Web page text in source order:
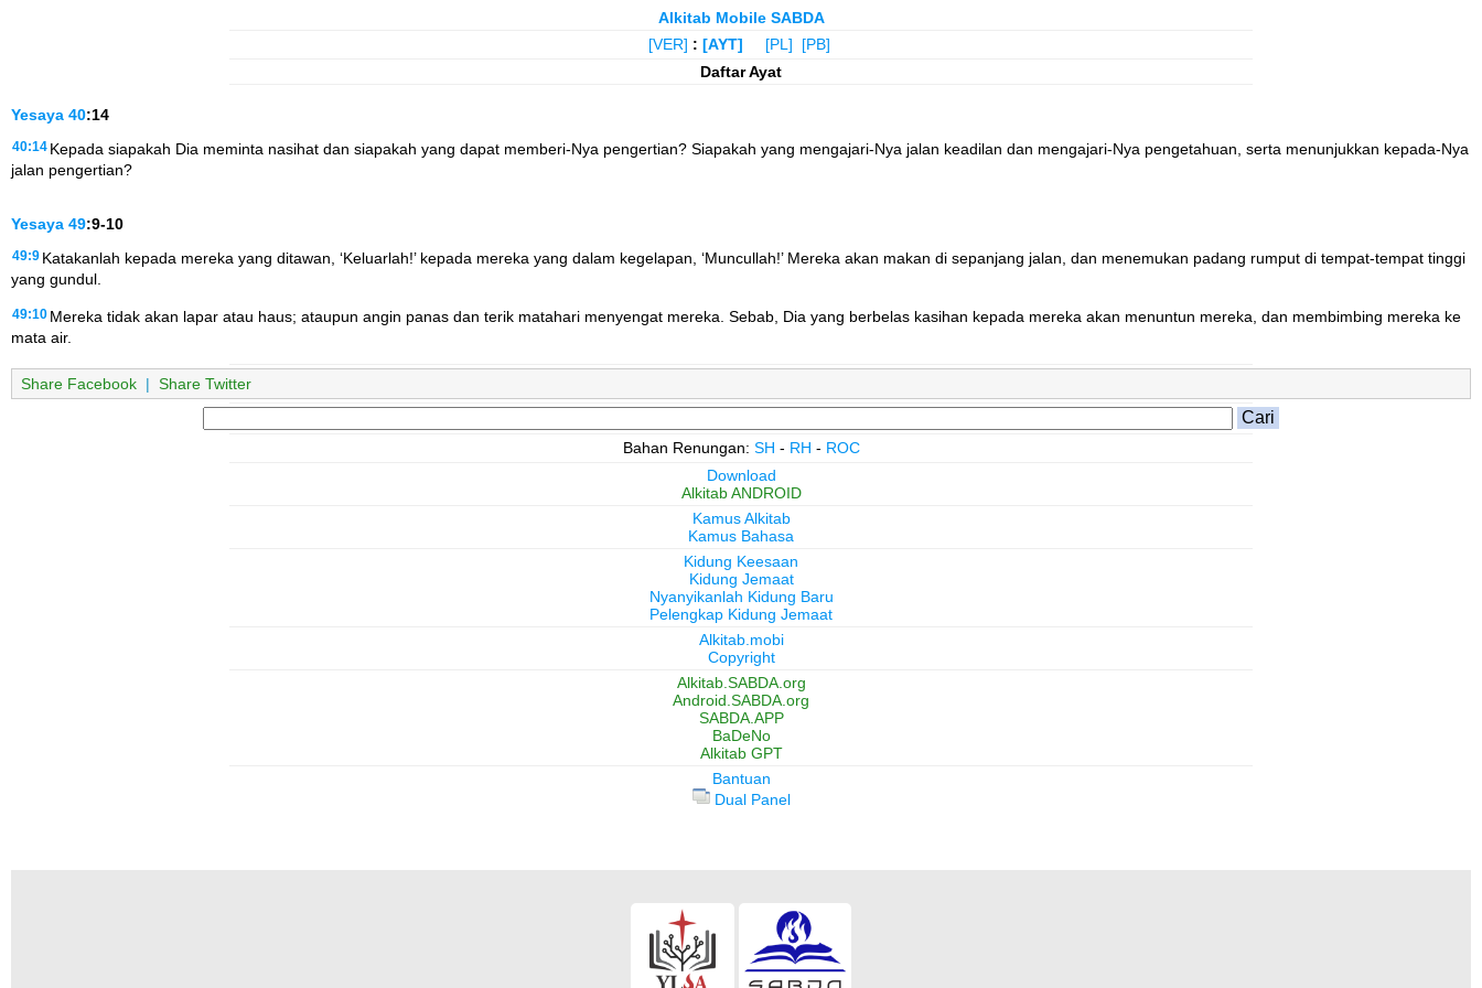
Alkitab Mobile SABDA
[VER] : [AYT] [PL]
[PB]
Daftar Ayat
Yesaya 40:14
40:14 Kepada siapakah Dia meminta nasihat dan siapakah yang dapat memberi-Nya pengertian? Siapakah yang mengajari-Nya jalan keadilan dan mengajari-Nya pengetahuan, serta menunjukkan kepada-Nya
jalan pengertian?
Yesaya 49:9-10
49:9 Katakanlah kepada mereka yang ditawan, ‘Keluarlah!’ kepada mereka yang dalam kegelapan, ‘Muncullah!’ Mereka akan makan di sepanjang jalan, dan menemukan padang rumput di tempat-tempat tinggi
yang gundul.
49:10 Mereka tidak akan lapar atau haus; ataupun angin panas dan terik matahari menyengat mereka. Sebab, Dia yang berbelas kasihan kepada mereka akan menuntun mereka, dan membimbing mereka ke
mata air.
Share Facebook | Share Twitter
Bahan Renungan: SH - RH - ROC
Download
Alkitab ANDROID
Kamus Alkitab
Kamus Bahasa
Kidung Keesaan
Kidung Jemaat
Nyanyikanlah Kidung Baru
Pelengkap Kidung Jemaat
Alkitab.mobi
Copyright
Alkitab.SABDA.org
Android.SABDA.org
SABDA.APP
BaDeNo
Alkitab GPT
Bantuan
Dual Panel